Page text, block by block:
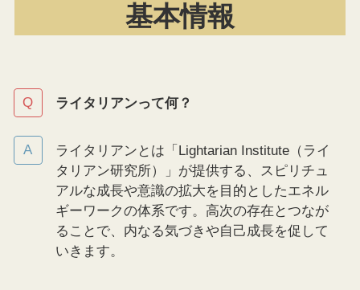
基本情報
ライタリアンって何？
ライタリアンとは「Lightarian Institute（ライ
タリアン研究所）」が提供する、スピリチュ
アルな成長や意識の拡大を目的としたエネル
ギーワークの体系です。高次の存在とつなが
ることで、内なる気づきや自己成長を促して
いきます。